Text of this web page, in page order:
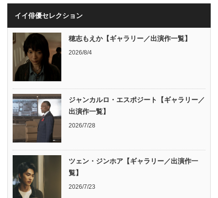
イイ俳優セレクション
穂志もえか【ギャラリー／出演作一覧】
2026/8/4
ジャンカルロ・エスポジート【ギャラリー／
出演作一覧】
2026/7/28
ツェン・ジンホア【ギャラリー／出演作一
覧】
2026/7/23